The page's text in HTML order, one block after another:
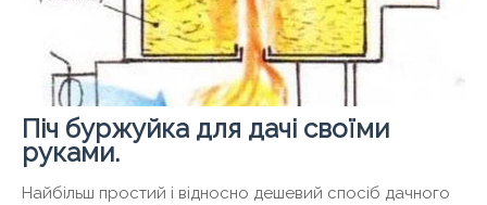
Піч буржуйка для дачі своїми
руками.
Найбільш простий і відносно дешевий спосіб дачного